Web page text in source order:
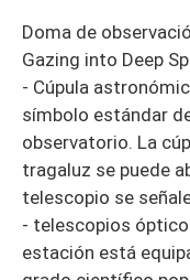
Doma de
Gazing into Deep
- Cúpula
símbolo estándar
observatorio. La
tragaluz se puede
telescopio se
- telescopios
estación está